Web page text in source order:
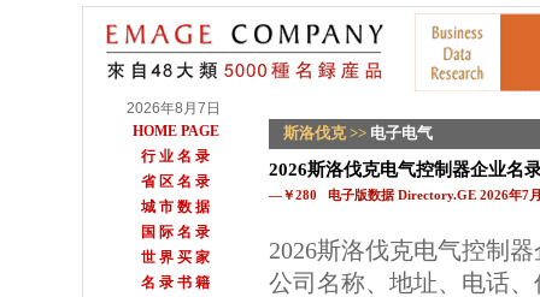
2026年8月7日
HOME PAGE
行 业 名 录
省 区 名 录
城 市 数 据
国 际 名 录
世 界 买 家
名 录 书 籍
斯洛伐克 >> 电子电气
2026斯洛伐克电气控制器企业名
—￥280 电子版数据 Directory.GE 2026年7
2026斯洛伐克电气控制
公司名称、地址、电话